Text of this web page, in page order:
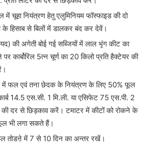
चूहा नियंत्रण हेतु एलुमिनियम फॉस्फाइड की दो
के हिसाब से बिलों में डालकर बंद कर देवें।
की अगेती बोई गई सब्जियों में लाल भृंग कीट का
कार्बोरिल 5त्न चूर्ण का 20 किलो प्रति हैक्टेयर की
में फल एवं तना छेदक के नियंत्रण के लिए 50% फूल
14.5 एस.सी. 1 मि.ली. या एसिफेट 75 एस.पी. 2
की दर से छिड़काव करें। टमाटर में कीटों को रोकने के
भी लगा सकते हैं।
तोडऩे में 7 से 10 दिन का अन्तर रखें।